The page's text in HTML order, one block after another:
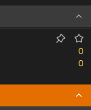
0
0
0
0